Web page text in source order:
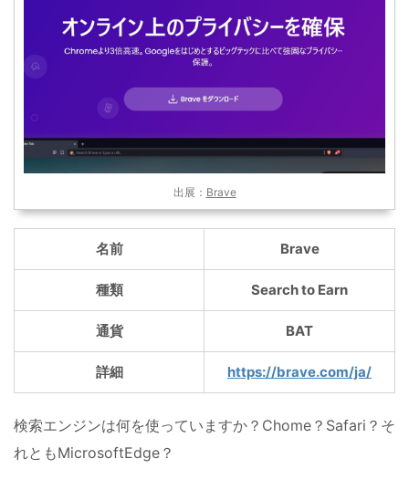
出展： Brave
名前 Brave
種類 Search to Earn
通貨 BAT
詳細 https://brave.com/ja/
検索エンジンは何を使っていますか？Chome？Safari？そ
れともMicrosoftEdge？